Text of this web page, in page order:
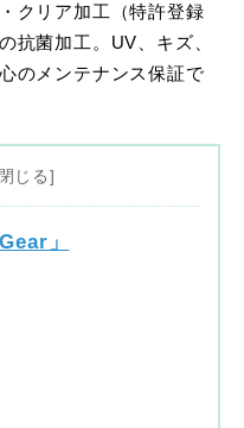
クリア加工（特許登録
抗菌加工。UV、キズ、
のメンテナンス保証で
」